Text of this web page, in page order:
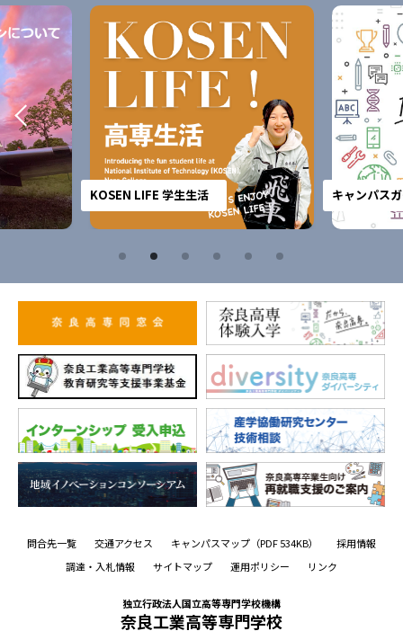
KOSEN LIFE 学生生活 キャンパス
問合先一覧 交通アクセス キャンパスマップ （PDF 534KB）
採用情報
調達・入札情報
サイトマップ 運用ポリシー リンク
独立行政法人国立高等専門学校機構
奈良工業高等専門学校